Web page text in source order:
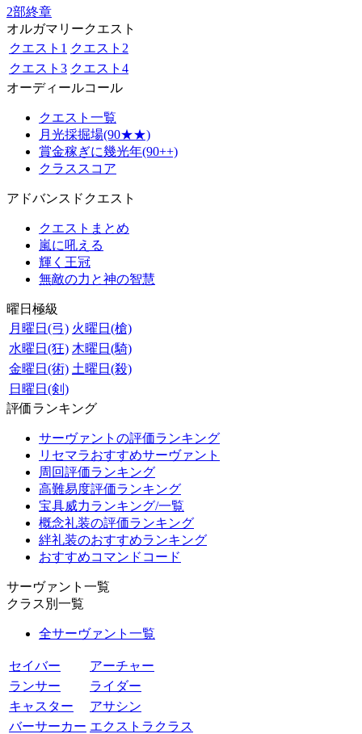
2部終章
オルガマリークエスト
クエスト1 クエスト2
クエスト3 クエスト4
オーディールコール
クエスト一覧
月光採掘場(90★★)
賞金稼ぎに幾光年(90++)
クラススコア
アドバンスドクエスト
クエストまとめ
嵐に吼える
輝く王冠
無敵の力と神の智慧
曜日極級
月曜日(弓) 火曜日(槍)
水曜日(狂) 木曜日(騎)
金曜日(術) 土曜日(殺)
日曜日(剣)
評価ランキング
サーヴァントの評価ランキング
リセマラおすすめサーヴァント
周回評価ランキング
高難易度評価ランキング
宝具威力ランキング/一覧
概念礼装の評価ランキング
絆礼装のおすすめランキング
おすすめコマンドコード
サーヴァント一覧
クラス別一覧
全サーヴァント一覧
セイバー
アーチャー
ランサー
ライダー
キャスター
アサシン
バーサーカー エクストラクラス